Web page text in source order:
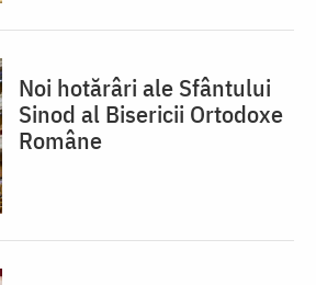
Noi hotărâri ale Sfântului
Sinod al Bisericii Ortodoxe
Române